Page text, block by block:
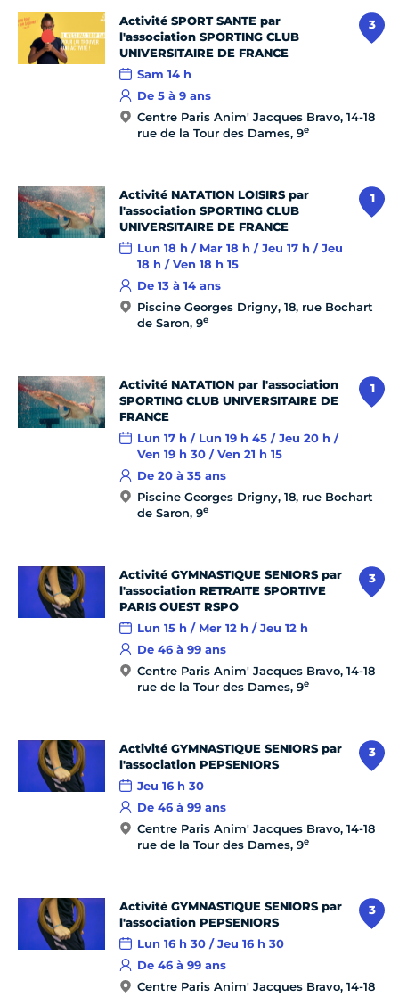
3
Activité SPORT SANTE par
l'association SPORTING CLUB
UNIVERSITAIRE DE FRANCE
Sam 14 h
De 5 à 9 ans
Centre Paris Anim' Jacques Bravo, 14-18
rue de la Tour des Dames, 9e
1
Activité NATATION LOISIRS par
l'association SPORTING CLUB
UNIVERSITAIRE DE FRANCE
Lun 18 h / Mar 18 h / Jeu 17 h / Jeu
18 h / Ven 18 h 15
De 13 à 14 ans
Piscine Georges Drigny, 18, rue Bochart
de Saron, 9e
1
Activité NATATION par l'association
SPORTING CLUB UNIVERSITAIRE DE
FRANCE
Lun 17 h / Lun 19 h 45 / Jeu 20 h /
Ven 19 h 30 / Ven 21 h 15
De 20 à 35 ans
Piscine Georges Drigny, 18, rue Bochart
de Saron, 9e
3
Activité GYMNASTIQUE SENIORS par
l'association RETRAITE SPORTIVE
PARIS OUEST RSPO
Lun 15 h / Mer 12 h / Jeu 12 h
De 46 à 99 ans
Centre Paris Anim' Jacques Bravo, 14-18
rue de la Tour des Dames, 9e
3
Activité GYMNASTIQUE SENIORS par
l'association PEPSENIORS
Jeu 16 h 30
De 46 à 99 ans
Centre Paris Anim' Jacques Bravo, 14-18
rue de la Tour des Dames, 9e
3
Activité GYMNASTIQUE SENIORS par
l'association PEPSENIORS
Lun 16 h 30 / Jeu 16 h 30
De 46 à 99 ans
Centre Paris Anim' Jacques Bravo, 14-18